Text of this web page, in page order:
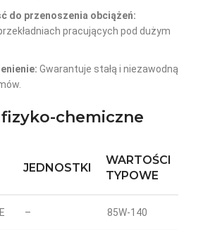
do przenoszenia obciążeń:
pracujących pod dużym
Gwarantuje stałą i niezawodną
chemiczne
JEDNOSTKI
WARTOŚCI
TYPOWE
– 85W-140